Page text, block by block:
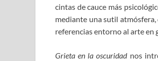
cintas de cauce más
mediante una sutil
referencias entorno al arte en
Grieta en la oscuridadnos